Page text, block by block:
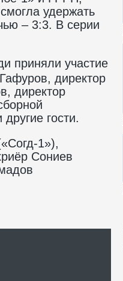
удержать
– 3:3. В серии
приняли участие
директор
директор
гости.
1»),
Сониев